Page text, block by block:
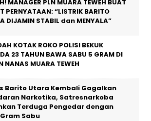
MANAGER PLN MUARA TEWEH BUAT
PERNYATAAN: “LISTRIK BARITO
DIJAMIN STABIL dan MENYALA”
KOTAK ROKO POLISI BEKUK
23 TAHUN BAWA SABU 5 GRAM DI
NANAS MUARA TEWEH
Barito Utara Kembali Gagalkan
Narkotika, Satresnarkoba
Terduga Pengedar dengan
Gram Sabu